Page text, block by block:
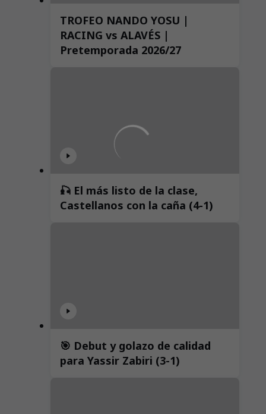
TROFEO NANDO YOSU |
RACING vs ALAVÉS |
Pretemporada 2026/27
🎣 El más listo de la clase,
Castellanos con la caña (4-1)
🎯 Debut y golazo de calidad
para Yassir Zabiri (3-1)